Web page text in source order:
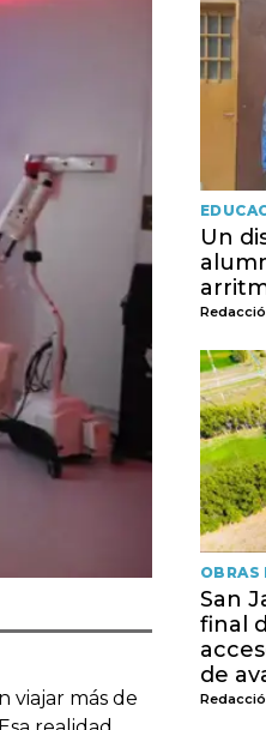
viajar más de
Un
OBRAS
San
final
de